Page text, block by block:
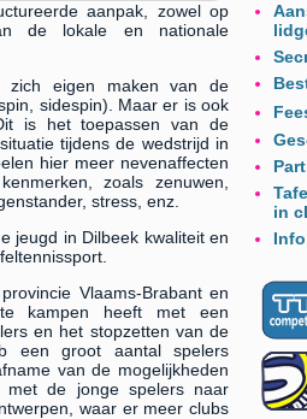
aanpak, zowel op
de lokale en nationale
eigen maken van de
sidespin). Maar er is ook
is het toepassen van de
tijdens de wedstrijd in
hier meer nevenaffecten
zoals zenuwen,
stress, enz.
jeugd in Dilbeek kwaliteit en
Vlaams-Brabant en
kampen heeft met een
en het stopzetten van de
een groot aantal spelers
van de mogelijkheden
met de jonge spelers naar
waar er meer clubs
in